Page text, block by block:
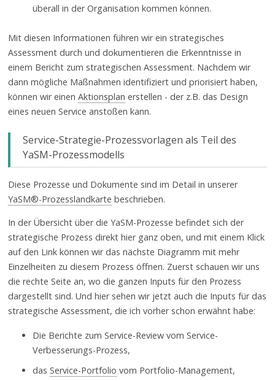
überall in der Organisation kommen können.
Mit diesen Informationen führen wir ein strategisches
Assessment durch und dokumentieren die Erkenntnisse in
einem Bericht zum strategischen Assessment. Nachdem wir
dann mögliche Maßnahmen identifiziert und priorisiert haben,
können wir einenAktionsplan erstellen - der z.B. das Design
eines neuen Service anstoßen kann.
Service-Strategie-Prozessvorlagen als Teil des
YaSM-Prozessmodells
Diese Prozesse und Dokumente sind im Detail in unserer
YaSM®-Prozesslandkarte beschrieben.
In der Übersicht über die YaSM-Prozesse befindet sich der
strategische Prozess direkt hier ganz oben, und mit einem Klick
auf den Link können wir das nächste Diagramm mit mehr
Einzelheiten zu diesem Prozess öffnen. Zuerst schauen wir uns
die rechte Seite an, wo die ganzen Inputs für den Prozess
dargestellt sind. Und hier sehen wir jetzt auch die Inputs für das
strategische Assessment, die ich vorher schon erwähnt habe:
Die Berichte zum Service-Review vom Service-
Verbesserungs-Prozess,
dasService-Portfolio vom Portfolio-Management,